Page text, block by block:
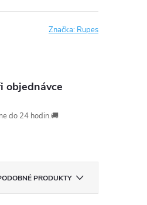
Značka: Rupes
objednávce
do 24 hodin.🚚
PRODUKTY